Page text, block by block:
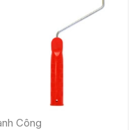
Công